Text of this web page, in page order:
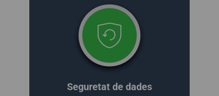
Seguretat de dades